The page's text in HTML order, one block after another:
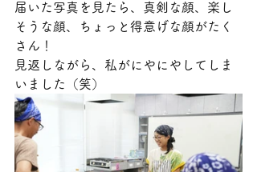
届いた写真を見たら、真剣な顔、楽し
そうな顔、ちょっと得意げな顔がたく
さん！
見返しながら、私がにやにやしてしま
いました（笑）